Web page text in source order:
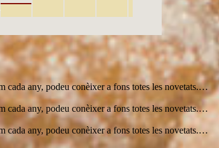
cada any, podeu conèixer a fons totes les novetats.…
cada any, podeu conèixer a fons totes les novetats.…
cada any, podeu conèixer a fons totes les novetats.…